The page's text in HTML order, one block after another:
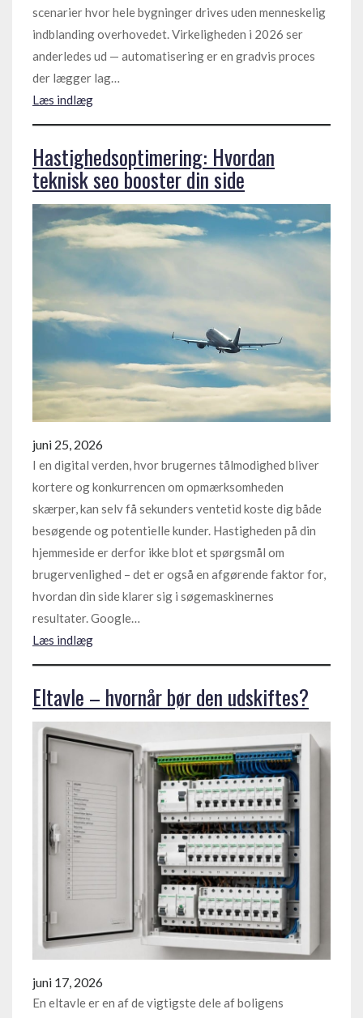
scenarier hvor hele bygninger drives uden menneskelig
indblanding overhovedet. Virkeligheden i 2026 ser
anderledes ud — automatisering er en gradvis proces
der lægger lag…
Læs indlæg
Hastighedsoptimering: Hvordan
teknisk seo booster din side
juni 25, 2026
I en digital verden, hvor brugernes tålmodighed bliver
kortere og konkurrencen om opmærksomheden
skærper, kan selv få sekunders ventetid koste dig både
besøgende og potentielle kunder. Hastigheden på din
hjemmeside er derfor ikke blot et spørgsmål om
brugervenlighed – det er også en afgørende faktor for,
hvordan din side klarer sig i søgemaskinernes
resultater. Google…
Læs indlæg
Eltavle – hvornår bør den udskiftes?
juni 17, 2026
En eltavle er en af de vigtigste dele af boligens